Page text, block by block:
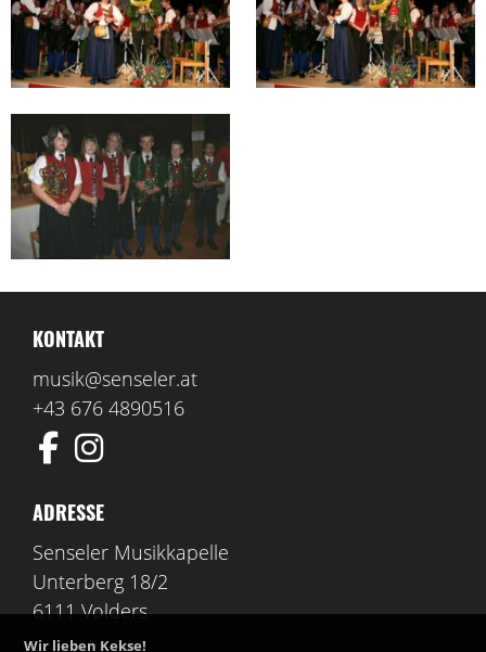
KONTAKT
musik@senseler.at
+43 676 4890516
ADRESSE
Senseler Musikkapelle
Unterberg 18/2
6111 Volders
Wir lieben Kekse!